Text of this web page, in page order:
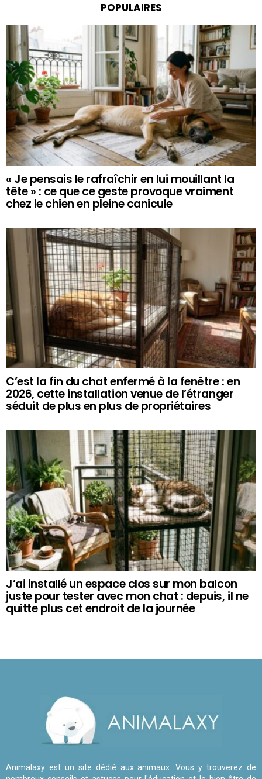
POPULAIRES
« Je pensais le rafraîchir en lui mouillant la
tête » : ce que ce geste provoque vraiment
chez le chien en pleine canicule
C’est la fin du chat enfermé à la fenêtre : en
2026, cette installation venue de l’étranger
séduit de plus en plus de propriétaires
J’ai installé un espace clos sur mon balcon
juste pour tester avec mon chat : depuis, il ne
quitte plus cet endroit de la journée
Animalaxy est un site dédié aux animaux. Vous y trouverez de